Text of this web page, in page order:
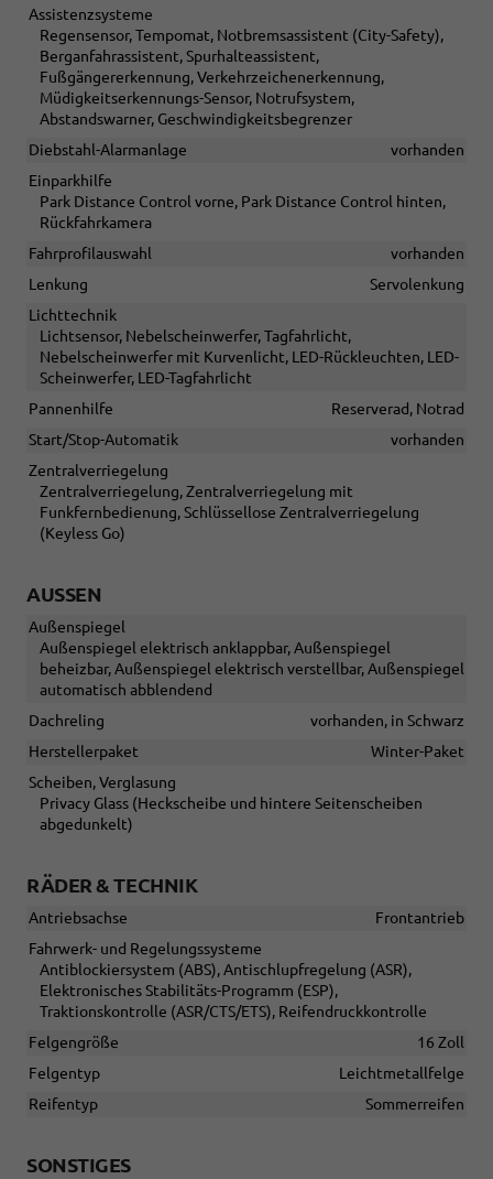
Assistenzsysteme
Regensensor, Tempomat, Notbremsassistent (City-Safety),
Berganfahrassistent, Spurhalteassistent,
Fußgängererkennung, Verkehrzeichenerkennung,
Müdigkeitserkennungs-Sensor, Notrufsystem,
Abstandswarner, Geschwindigkeitsbegrenzer
Diebstahl-Alarmanlage
vorhanden
Einparkhilfe
Park Distance Control vorne, Park Distance Control hinten,
Rückfahrkamera
Fahrprofilauswahl
vorhanden
Lenkung
Servolenkung
Lichttechnik
Lichtsensor, Nebelscheinwerfer, Tagfahrlicht,
Nebelscheinwerfer mit Kurvenlicht, LED-Rückleuchten, LED-
Scheinwerfer, LED-Tagfahrlicht
Pannenhilfe
Reserverad, Notrad
Start/Stop-Automatik
vorhanden
Zentralverriegelung
Zentralverriegelung, Zentralverriegelung mit
Funkfernbedienung, Schlüssellose Zentralverriegelung
(Keyless Go)
AUSSEN
Außenspiegel
Außenspiegel elektrisch anklappbar, Außenspiegel
beheizbar, Außenspiegel elektrisch verstellbar, Außenspiegel
automatisch abblendend
Dachreling
vorhanden, in Schwarz
Herstellerpaket
Winter-Paket
Scheiben, Verglasung
Privacy Glass (Heckscheibe und hintere Seitenscheiben
abgedunkelt)
RÄDER & TECHNIK
Antriebsachse
Frontantrieb
Fahrwerk- und Regelungssysteme
Antiblockiersystem (ABS), Antischlupfregelung (ASR),
Elektronisches Stabilitäts-Programm (ESP),
Traktionskontrolle (ASR/CTS/ETS), Reifendruckkontrolle
Felgengröße
16 Zoll
Felgentyp
Leichtmetallfelge
Reifentyp
Sommerreifen
SONSTIGES